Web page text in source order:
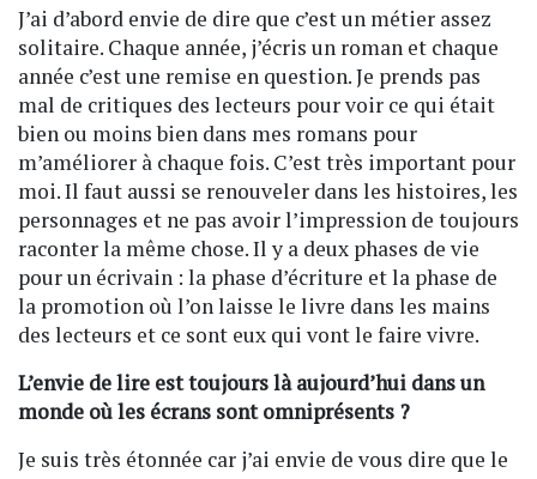
J’ai d’abord envie de dire que c’est un métier assez
solitaire. Chaque année, j’écris un roman et chaque
année c’est une remise en question. Je prends pas
mal de critiques des lecteurs pour voir ce qui était
bien ou moins bien dans mes romans pour
m’améliorer à chaque fois. C’est très important pour
moi. Il faut aussi se renouveler dans les histoires, les
personnages et ne pas avoir l’impression de toujours
raconter la même chose. Il y a deux phases de vie
pour un écrivain : la phase d’écriture et la phase de
la promotion où l’on laisse le livre dans les mains
des lecteurs et ce sont eux qui vont le faire vivre.
L’envie de lire est toujours là aujourd’hui dans un
monde où les écrans sont omniprésents ?
Je suis très étonnée car j’ai envie de vous dire que le